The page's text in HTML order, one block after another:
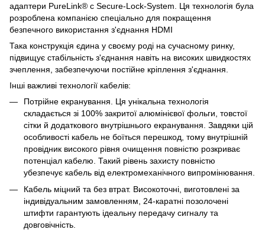
адаптери PureLink® с Secure-Lock-System. Ця технологія була
розроблена компанією спеціально для покращення
безпечного використання з'єднання HDMI
Така конструкція єдина у своєму роді на сучасному ринку,
підвищує стабільність з'єднання навіть на високих швидкостях
зчеплення, забезпечуючи постійне кріплення з'єднання.
Інші важливі технології кабелів:
Потрійне екранування. Ця унікальна технологія
складається зі 100% закритої алюмінієвої фольги, товстої
сітки й додаткового внутрішнього екранування. Завдяки цій
особливості кабель не боїться перешкод, тому внутрішній
провідник високого рівня очищення повністю розкриває
потенціал кабелю. Такий рівень захисту повністю
убезпечує кабель від електромеханічного випромінювання.
Кабель міцний та без втрат. Високоточні, виготовлені за
індивідуальним замовленням, 24-каратні позолочені
штифти гарантують ідеальну передачу сигналу та
довговічність.